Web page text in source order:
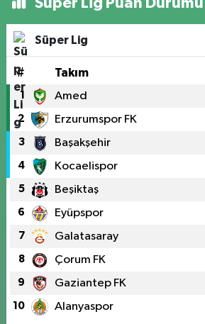
Süper Lig
# Takım
1 Amed
2 Erzurumspor FK
3 Başakşehir
4 Kocaelispor
5 Beşiktaş
6 Eyüpspor
7 Galatasaray
8 Çorum FK
9 Gaziantep FK
10 Alanyaspor